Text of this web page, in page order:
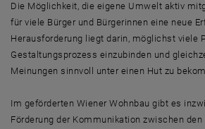
Die Möglichkeit, die eigene Umwelt aktiv
für viele Bürger und Bürgerinnen eine neue
Herausforderung liegt darin, möglichst viele
Gestaltungsprozess einzubinden und
Meinungen sinnvoll unter einen Hut zu
Im geförderten Wiener Wohnbau gibt es
Förderung der Kommunikation zwischen